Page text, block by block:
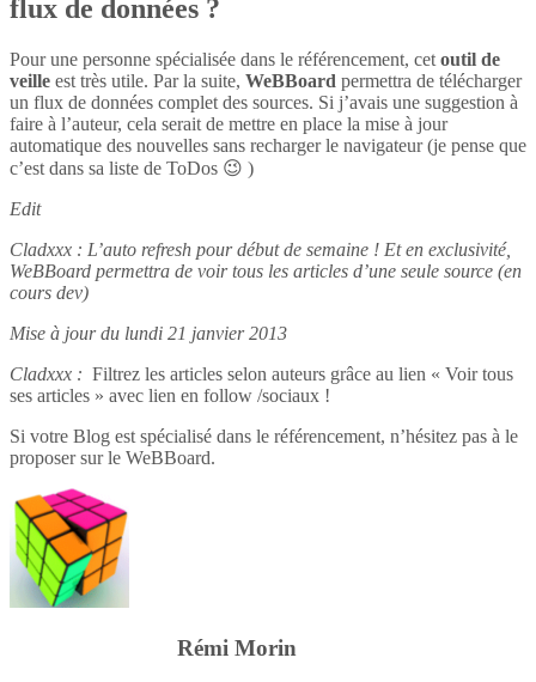
flux de données ?
Pour une personne spécialisée dans le référencement, cet outil de
veille est très utile. Par la suite, WeBBoard permettra de télécharger
un flux de données complet des sources. Si j’avais une suggestion à
faire à l’auteur, cela serait de mettre en place la mise à jour
automatique des nouvelles sans recharger le navigateur (je pense que
c’est dans sa liste de ToDos 😉 )
Edit
Cladxxx : L’auto refresh pour début de semaine ! Et en exclusivité,
WeBBoard permettra de voir tous les articles d’une seule source (en
cours dev)
Mise à jour du lundi 21 janvier 2013
Cladxxx : Filtrez les articles selon auteurs grâce au lien « Voir tous
ses articles » avec lien en follow /sociaux !
Si votre Blog est spécialisé dans le référencement, n’hésitez pas à le
proposer sur le WeBBoard.
Rémi Morin